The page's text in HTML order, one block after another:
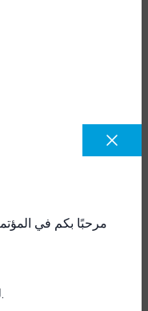
مرحبًا بكم في
لدينا بعض الإحاطات المثيرة للاهتمام.